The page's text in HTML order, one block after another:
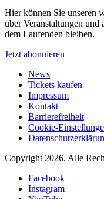
Hier können Sie unseren
über Veranstaltungen
dem Laufenden bleiben.
Jetzt abonnieren
News
Tickets kaufen
Impressum
Kontakt
Barrierefreiheit
Cookie-
Copyright 2026. Alle
Facebook
Instagram